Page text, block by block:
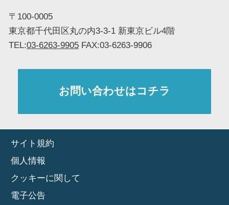
〒100-0005
東京都千代田区丸の内3-3-1 新東京ビル4階
TEL:03-6263-9905 FAX:03-6263-9906
お問い合わせはコチラ
サイト規約
個人情報
クッキーに関して
電子公告